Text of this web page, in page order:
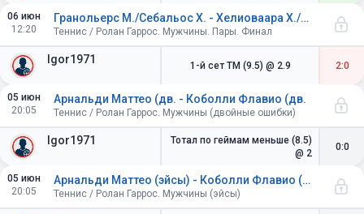
06 июн
12:20
Igor1971
Гранольерс М./Себальос Х. - Хелиоваара Х./Паттен Г.
Теннис / Ролан Гаррос. Мужчины. Пары. Финал
1-й сет ТМ (9.5) @ 2.9 2:0
05 июн
20:05
Igor1971
Арнальди Маттео (дв. - Коболли Флавио (дв.
Теннис / Ролан Гаррос. Мужчины (двойные ошибки)
Тотал по геймам меньше (8.5)
@ 2
0:0
05 июн
20:05
Арнальди Маттео (эйсы) - Коболли Флавио (эйсы)
Теннис / Ролан Гаррос. Мужчины (эйсы)